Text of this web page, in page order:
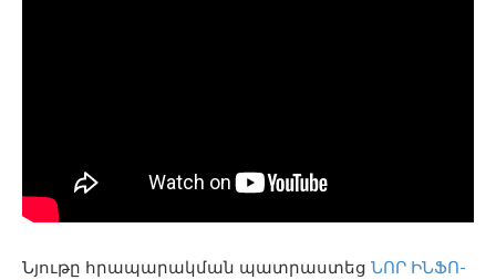
Նյութը հրապարակման պատրաստեց ՆՈՐ ԻՆՖՈ-